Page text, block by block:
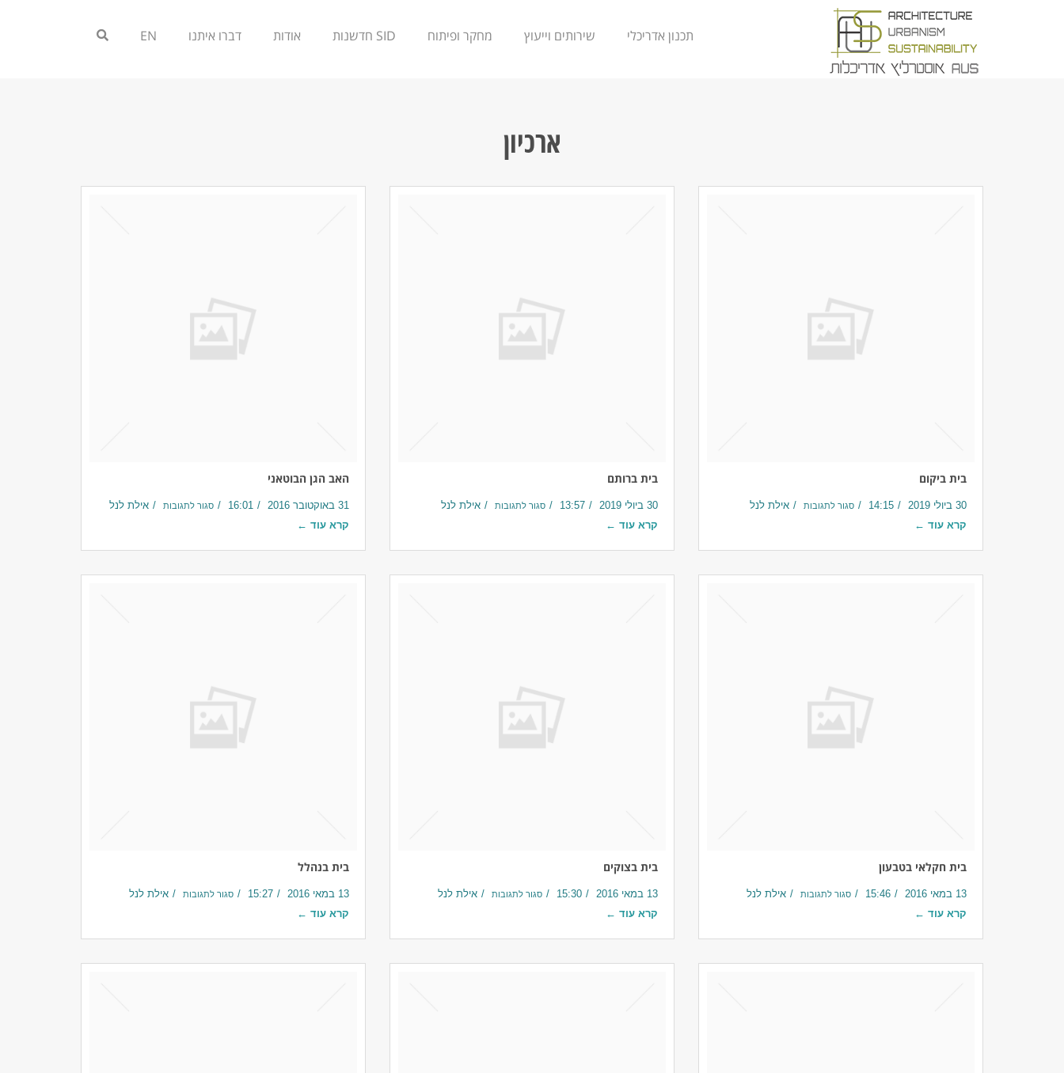
תכנון אדריכלי שירותים וייעוץ מחקר ופיתוח SID חדשנות אודות דברו איתנו EN
ארכיון
בית ביקום
30 ביולי 2019 14:15 סגור לתגובות
אילת לנל
קרא עוד ←
בית ברותם
30 ביולי 2019 13:57 סגור לתגובות
אילת לנל
קרא עוד ←
האב הגן הבוטאני
31 באוקטובר 2016 16:01 סגור לתגובות
אילת לנל
קרא עוד ←
בית חקלאי בטבעון
13 במאי 2016 15:46 סגור לתגובות
אילת לנל
קרא עוד ←
בית בצוקים
13 במאי 2016 15:30 סגור לתגובות
אילת לנל
קרא עוד ←
בית בנהלל
13 במאי 2016 15:27 סגור לתגובות
אילת לנל
קרא עוד ←